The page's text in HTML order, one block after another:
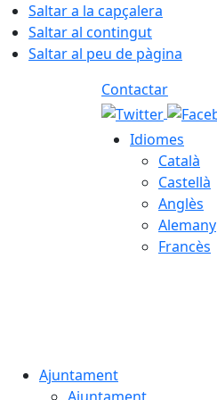
Saltar a la capçalera
Saltar al contingut
Saltar al peu de pàgina
Contactar
Idiomes
Català
Castellà
Anglès
Alemany
Francès
Ajuntament